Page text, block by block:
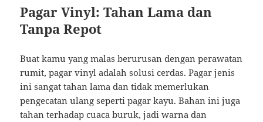
Pagar Vinyl: Tahan Lama dan
Tanpa Repot
Buat kamu yang malas berurusan dengan perawatan
rumit, pagar vinyl adalah solusi cerdas. Pagar jenis
ini sangat tahan lama dan tidak memerlukan
pengecatan ulang seperti pagar kayu. Bahan ini juga
tahan terhadap cuaca buruk, jadi warna dan